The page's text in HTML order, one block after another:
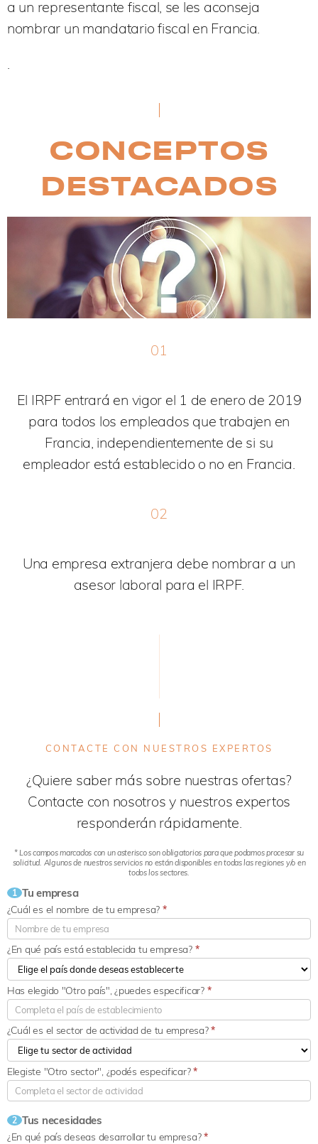
a un representante fiscal, se les aconseja
nombrar un mandatario fiscal en Francia.
.
CONCEPTOS
DESTACADOS
01
El IRPF entrará en vigor el 1 de enero de 2019
para todos los empleados que trabajen en
Francia, independientemente de si su
empleador está establecido o no en Francia.
02
Una empresa extranjera debe nombrar a un
asesor laboral para el IRPF.
CONTACTE CON NUESTROS EXPERTOS
¿Quiere saber más sobre nuestras ofertas?
Contacte con nosotros y nuestros expertos
responderán rápidamente.
* Los campos marcados con un asterisco son obligatorios para que podamos procesar su
solicitud. Algunos de nuestros servicios no están disponibles en todas las regiones y/o en
todos los sectores.
1 Tu empresa
¿Cuál es el nombre de tu empresa? *
¿En qué país está establecida tu empresa? *
¿Cuál es el sector de actividad de tu empresa?*
Has elegido "Otro país", ¿puedes especificar? *
Elegiste "Otro sector", ¿podés especificar?*
2 Tus necesidades
¿En qué país deseas desarrollar tu empresa?*